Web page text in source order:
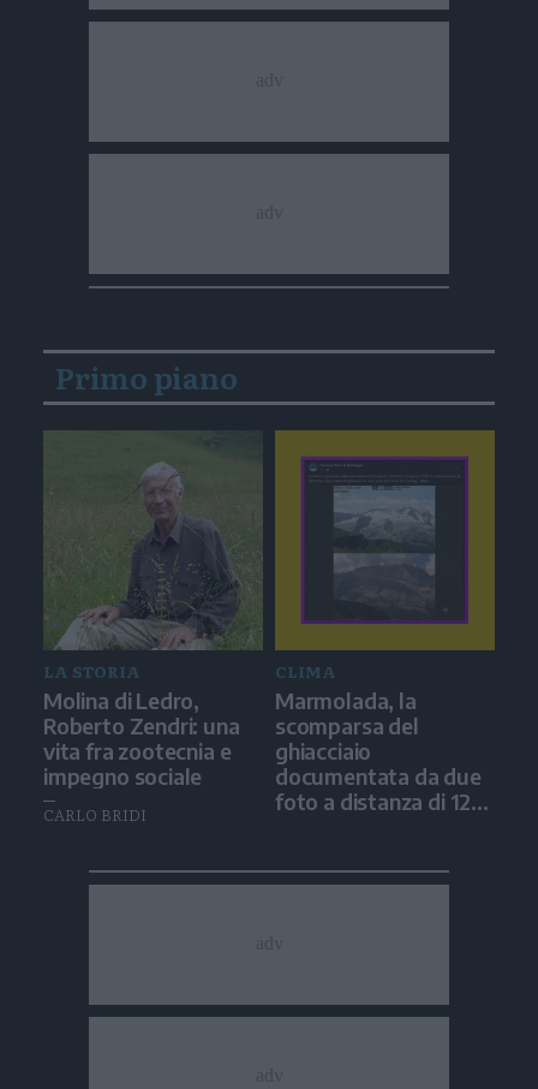
Primo piano
LA STORIA
Molina di Ledro,
Roberto Zendri: una
vita fra zootecnia e
impegno sociale
CARLO BRIDI
CLIMA
Marmolada, la
scomparsa del
ghiacciaio
documentata da due
foto a distanza di 12